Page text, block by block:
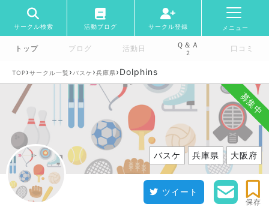
サークル検索 活動ブログ サークル登録 メニュー
トップ ブログ 活動日 Ｑ＆Ａ
2 口コミ
TOP›サークル一覧 › バスケ ›兵庫県›Dolphins
募集中
バスケ 兵庫県 大阪府
ツイート
保存